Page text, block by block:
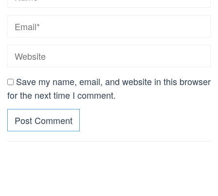
Save my name, email, and website in this browser
for the next time I comment.